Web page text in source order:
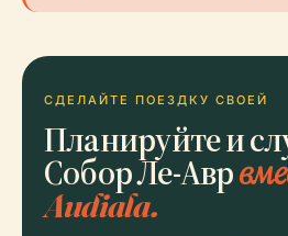
СДЕЛАЙТЕ ПОЕЗДКУ СВОЕЙ
Планируйте и
Собор Ле-Авр
Audiala.